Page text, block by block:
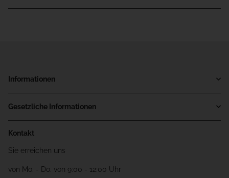
Informationen
Gesetzliche Informationen
Kontakt
Sie erreichen uns
von Mo. - Do. von 9:00 - 12:00 Uhr